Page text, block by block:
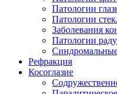
Патологии
Патологии
Заболевания
Патологии
Рефракция
Косоглазие